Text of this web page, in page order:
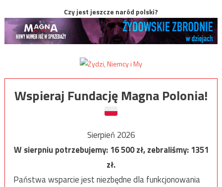
Czy jest jeszcze naród polski?
Wspieraj Fundację Magna Polonia!
Sierpień 2026
W sierpniu potrzebujemy:16 500zł, zebraliśmy:1351
zł.
Państwa wsparcie jest niezbędne dla funkcjonowania